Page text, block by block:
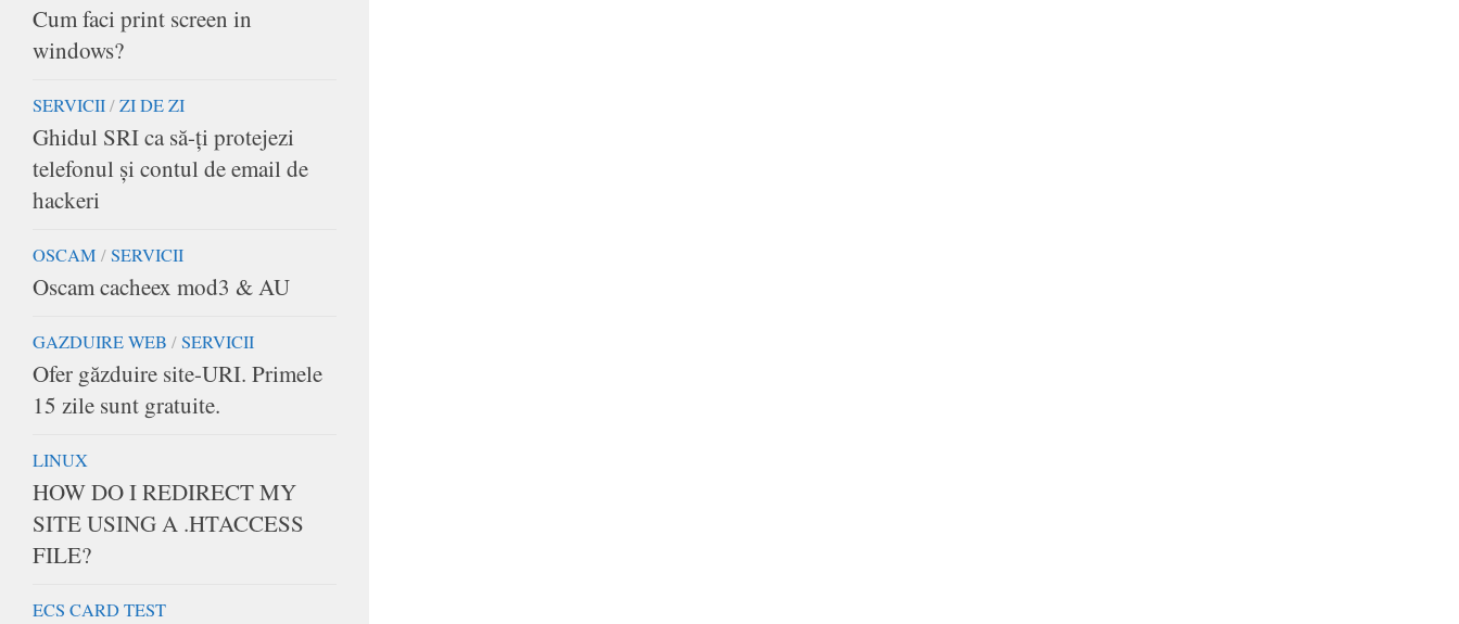
Cum faci print screen in
windows?
SERVICII/ZI DE ZI
Ghidul SRI ca să-ţi protejezi
telefonul şi contul de email de
hackeri
OSCAM /SERVICII
Oscam cacheex mod3 & AU
GAZDUIRE WEB /SERVICII
Ofer găzduire site-URI. Primele
15 zile sunt gratuite.
LINUX
HOW DO I REDIRECT MY
SITE USING A .HTACCESS
FILE?
ECS CARD TEST